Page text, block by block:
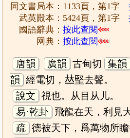
同文書局本：1133頁，第1字
武英殿本：5424頁，第1字
國語辭典：按此查閱
网典：按此查閱
唐韻 廣韻 古甸切 集韻
韻 經電切，𠀤堅去聲。
說文 視也。从目从儿。
易·乾卦 飛龍在天，利見
疏 德被天下，爲萬物所瞻